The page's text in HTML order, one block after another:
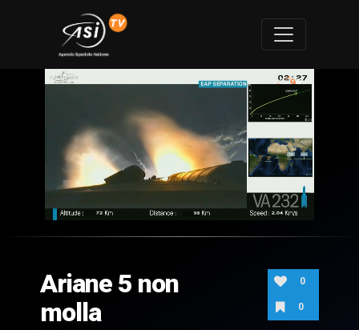
of
23
seconds
Ariane 5 non
molla
0
0